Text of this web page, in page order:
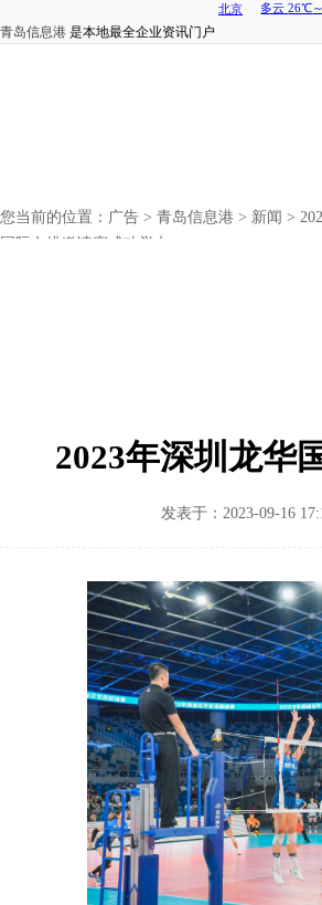
青岛信息港 是本地最全企业资讯门户
您当前的位置： 广告 > 青岛信息港 > 新闻 >
国际女排邀请赛成功举办
2023年深圳龙华
发表于：2023-09-16